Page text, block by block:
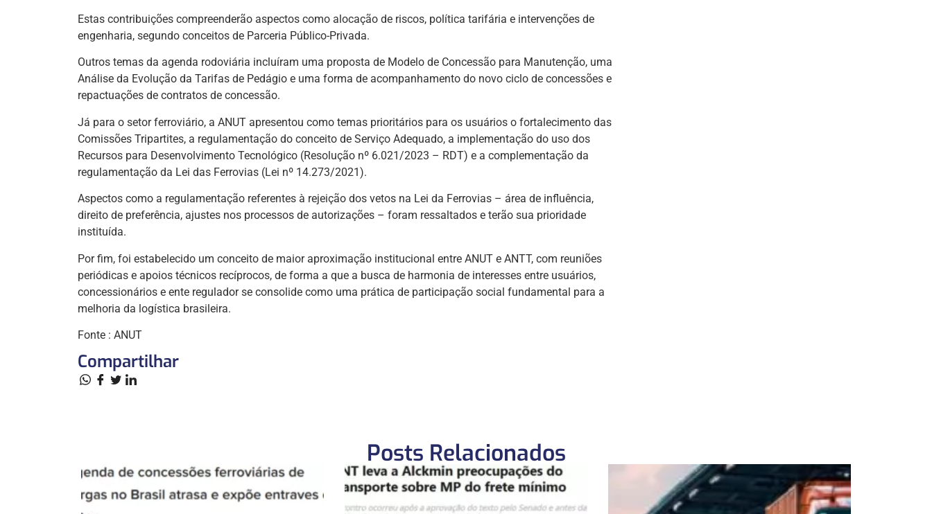
Estas contribuições compreenderão aspectos como alocação de riscos, política tarifária e intervenções de
engenharia, segundo conceitos de Parceria Público-Privada.
Outros temas da agenda rodoviária incluíram uma proposta de Modelo de Concessão para Manutenção, uma
Análise da Evolução da Tarifas de Pedágio e uma forma de acompanhamento do novo ciclo de concessões e
repactuações de contratos de concessão.
Já para o setor ferroviário, a ANUT apresentou como temas prioritários para os usuários o fortalecimento das
Comissões Tripartites, a regulamentação do conceito de Serviço Adequado, a implementação do uso dos
Recursos para Desenvolvimento Tecnológico (Resolução nº 6.021/2023 – RDT) e a complementação da
regulamentação da Lei das Ferrovias (Lei nº 14.273/2021).
Aspectos como a regulamentação referentes à rejeição dos vetos na Lei da Ferrovias – área de influência,
direito de preferência, ajustes nos processos de autorizações – foram ressaltados e terão sua prioridade
instituída.
Por fim, foi estabelecido um conceito de maior aproximação institucional entre ANUT e ANTT, com reuniões
periódicas e apoios técnicos recíprocos, de forma a que a busca de harmonia de interesses entre usuários,
concessionários e ente regulador se consolide como uma prática de participação social fundamental para a
melhoria da logística brasileira.
Fonte : ANUT
Compartilhar
Posts Relacionados